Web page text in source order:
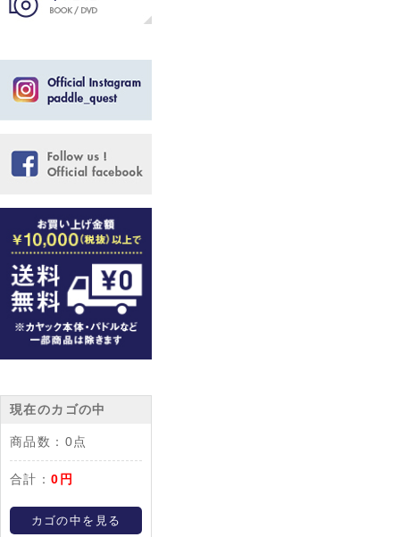
現在のカゴの中
商品数： 0点
合計：0円
カゴの中を見る